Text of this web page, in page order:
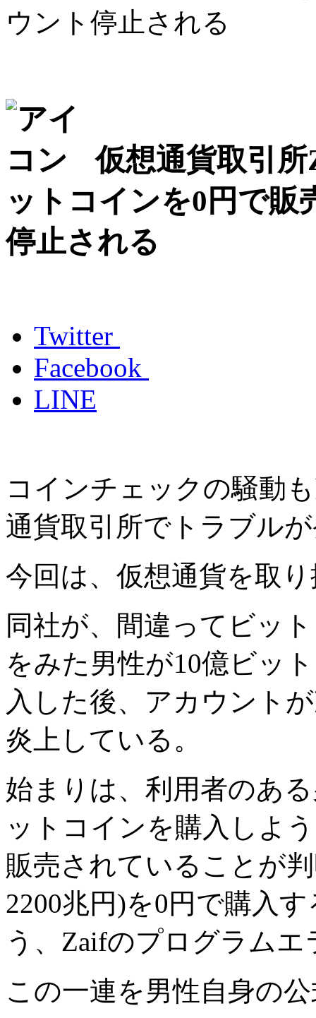
ウント停止される
仮想通貨取引
ットコインを0円で販
停止される
Twitter
Facebook
LINE
コインチェックの騒動
通貨取引所でトラブル
今回は、仮想通貨を取
同社が、間違ってビッ
をみた男性が10億ビッ
入した後、アカウント
炎上している。
始まりは、利用者のあ
ットコインを購入しよ
販売されていることが
2200兆円)を0円で購入
う、Zaifのプログラムエ
この一連を男性自身の